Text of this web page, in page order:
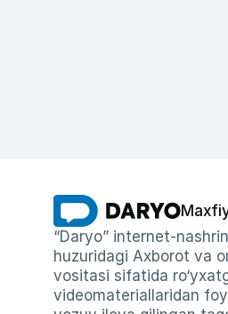
“Daryo” internet-
huzuridagi Axborot va
vositasi sifatida
videomateriallaridan